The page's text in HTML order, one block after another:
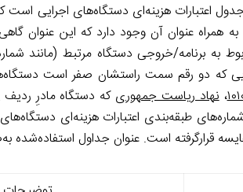
اعتبارات هزینه‌ای دستگاه‌های اجرایی است
عنوان آن وجود دارد که این عنوان
به برنامه/خروجی دستگاه مرتبط (مانند
که دو رقم سمت راستشان صفر است
،نهاد ریاست جمهوری که دستگاه مادرِ ردیف
طبقه‌بندی اعتبارات هزینه‌ای